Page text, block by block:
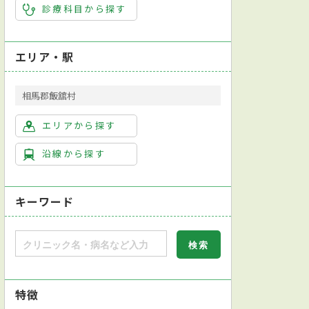
診療科目から探す
エリア・駅
相馬郡飯舘村
エリアから探す
沿線から探す
キーワード
特徴